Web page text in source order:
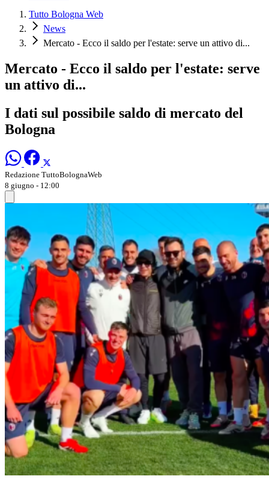
Tutto Bologna Web
News
Mercato - Ecco il saldo per l'estate: serve un attivo di...
Mercato - Ecco il saldo per l'estate: serve
un attivo di...
I dati sul possibile saldo di mercato del
Bologna
Redazione TuttoBolognaWeb
8 giugno - 12:00